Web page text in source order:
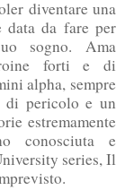
diventare una
da fare per
sogno. Ama
forti e di
alpha, sempre
di pericolo e un
estremamente
conosciuta e
series, Il